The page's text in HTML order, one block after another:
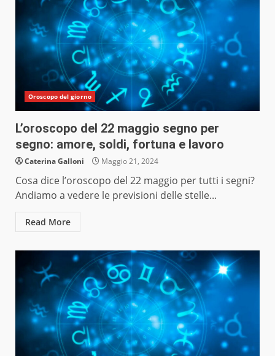
Oroscopo del giorno
L’oroscopo del 22 maggio segno per
segno: amore, soldi, fortuna e lavoro
Caterina Galloni Maggio 21, 2024
Cosa dice l’oroscopo del 22 maggio per tutti i segni?
Andiamo a vedere le previsioni delle stelle...
Read More